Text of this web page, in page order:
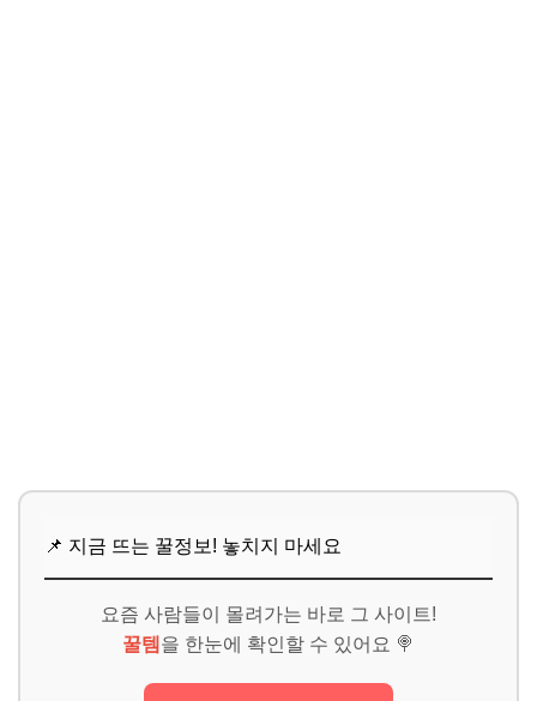
📌 지금 뜨는 꿀정보! 놓치지 마세요
요즘 사람들이 몰려가는 바로 그 사이트!
꿀템 을 한눈에 확인할 수 있어요 🍭